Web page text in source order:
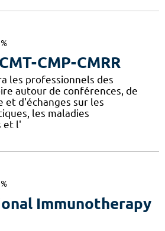
CMP-CMRR
les professionnels des
autour de conférences, de
et d'échanges sur les
les maladies
et l'
Immunotherapy